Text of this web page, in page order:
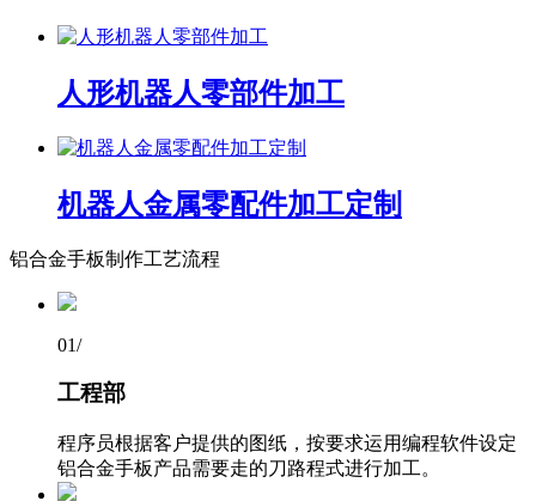
人形机器人零部件加工
机器人金属零配件加工定制
铝合金手板制作工艺流程
01/
工程部
程序员根据客户提供的图纸，按要求运用编程软件设定
铝合金手板产品需要走的刀路程式进行加工。